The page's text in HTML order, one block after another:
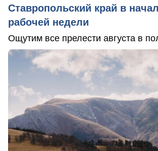
Ставропольский край в
рабочей недели
Ощутим все прелести августа в